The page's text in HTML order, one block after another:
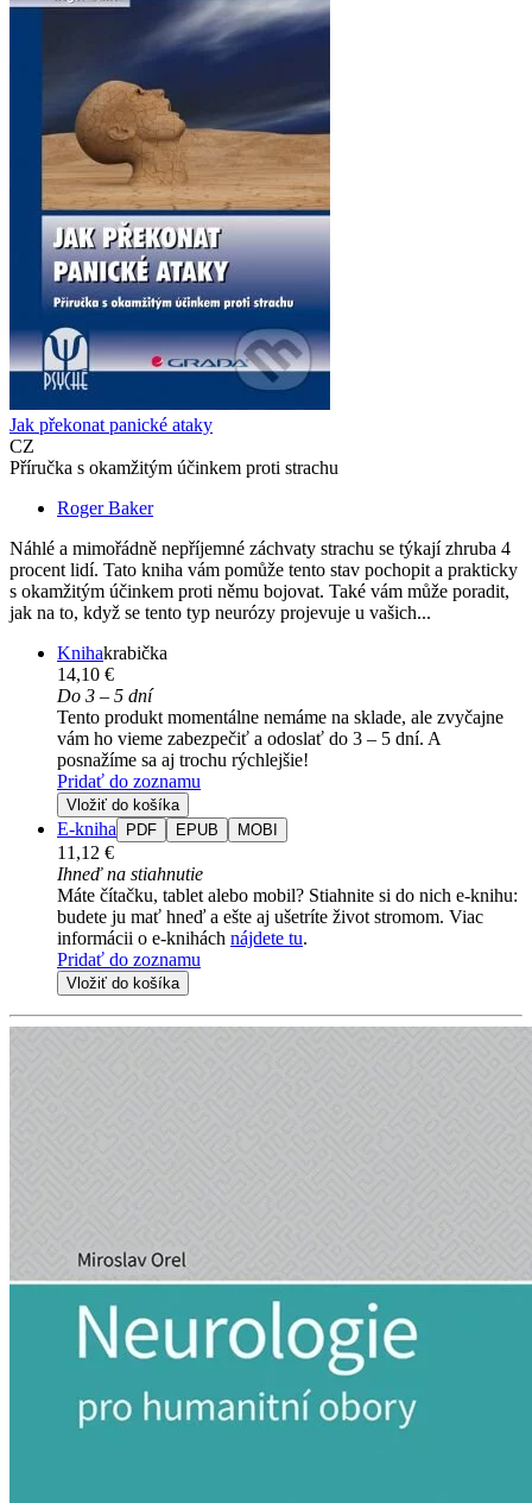
Jak překonat panické ataky
CZ
Příručka s okamžitým účinkem proti strachu
Roger Baker
Náhlé a mimořádně nepříjemné záchvaty strachu se týkají zhruba 4
procent lidí. Tato kniha vám pomůže tento stav pochopit a prakticky
s okamžitým účinkem proti němu bojovat. Také vám může poradit,
jak na to, když se tento typ neurózy projevuje u vašich...
Knihakrabička
14,10 €
Do 3 – 5 dní
Tento produkt momentálne nemáme na sklade, ale zvyčajne
vám ho vieme zabezpečiť a odoslať do 3 – 5 dní. A
posnažíme sa aj trochu rýchlejšie!
Pridať do zoznamu
Vložiť do košíka
E-kniha PDF EPUB MOBI
11,12 €
Ihneď na stiahnutie
Máte čítačku, tablet alebo mobil? Stiahnite si do nich e-knihu:
budete ju mať hneď a ešte aj ušetríte život stromom. Viac
informácii o e-knihách nájdete tu.
Pridať do zoznamu
Vložiť do košíka